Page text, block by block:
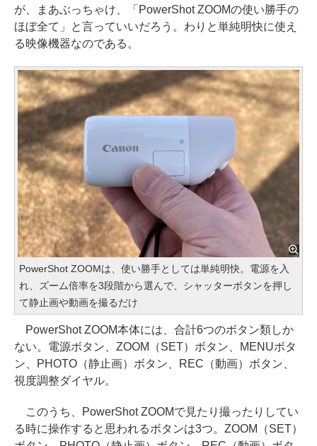
が、まあぶっちゃけ、「PowerShot ZOOMの使い勝手の
ほぼ全て」と言っていいだろう。わりと単純明快に使え
る映像機器なのである。
PowerShot ZOOMは、使い勝手としては単純明快。電源を入
れ、ズーム倍率を3段階から選んで、シャッターボタンを押し
て静止画や動画を撮るだけ
PowerShot ZOOM本体には、合計6つのボタン類しか
ない。電源ボタン、ZOOM（SET）ボタン、MENUボタ
ン、PHOTO（静止画）ボタン、REC（動画）ボタン、
視度調整ダイヤル。
このうち、PowerShot ZOOMで見たり撮ったりしてい
る時に操作すると思われるボタンは3つ。ZOOM（SET）